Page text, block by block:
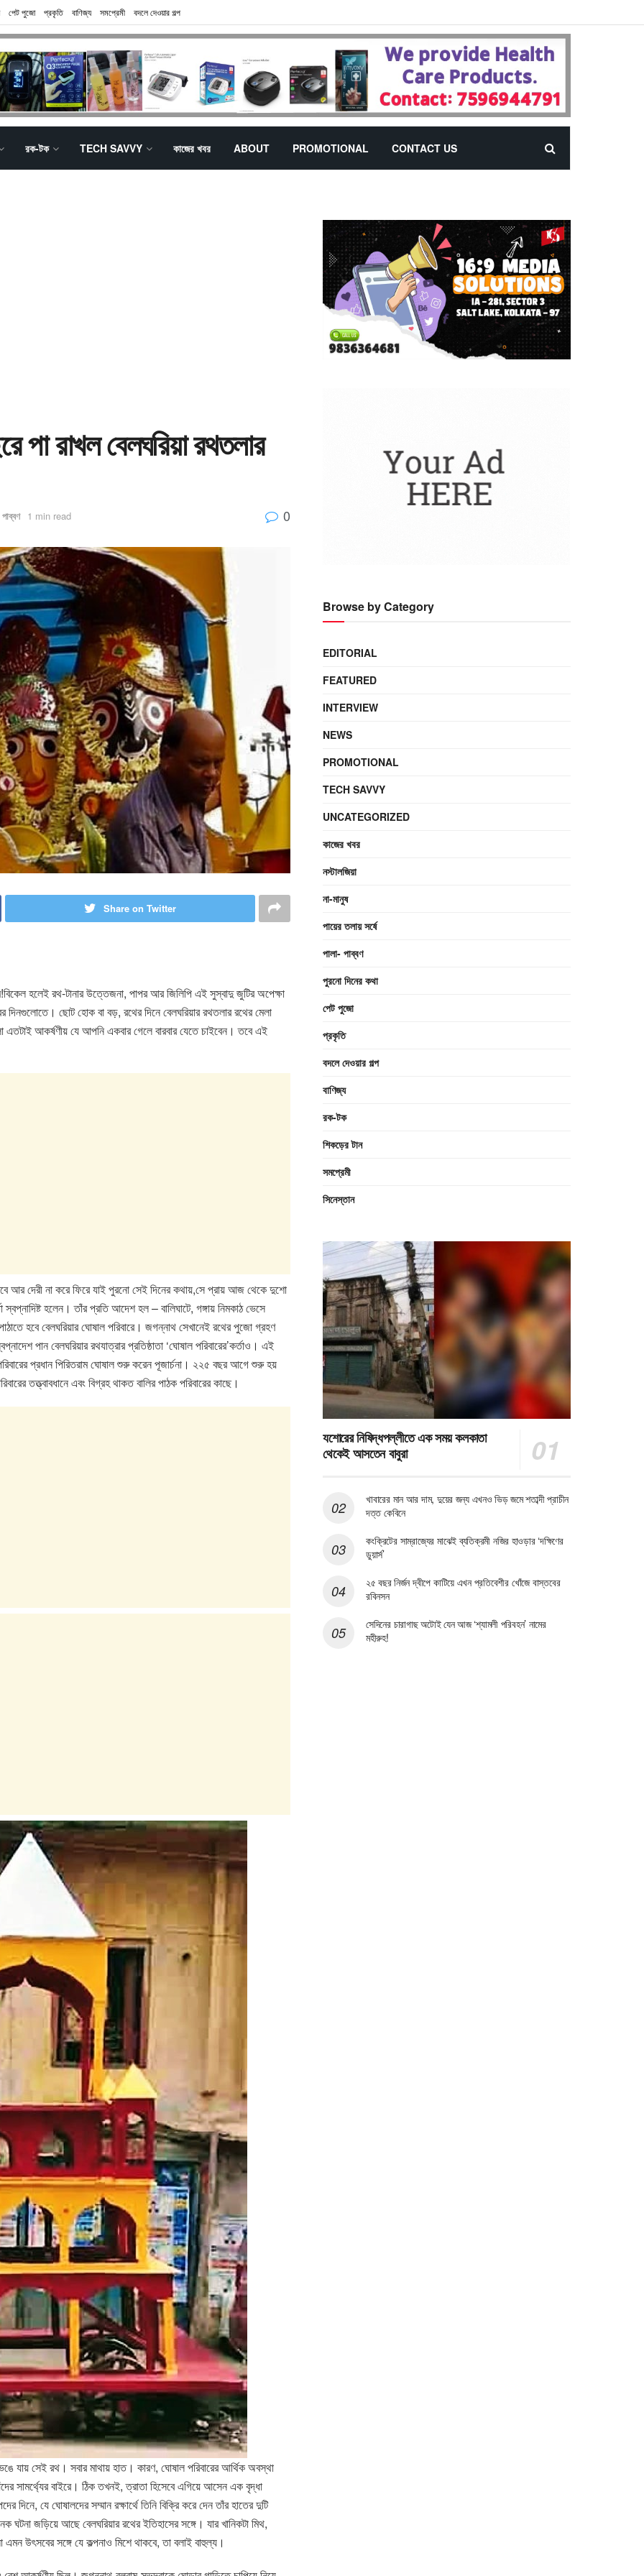
পেট পুজো প্রকৃতি বাণিজ্য সমপ্রেমী বদলে দেওয়ার গল্প
রক-টক TECH SAVVY কাজের খবর ABOUT PROMOTIONAL CONTACT US
রাখল বেলঘরিয়া রথতলার
1 min read 0
Share on Twitter
হলেই রথ-টানার উত্তেজনা, পাপর আর জিলিপি এই সুস্বাদু জুটির অপেক্ষা
দিনগুলোতে। ছোট হোক বা বড়, রথের দিনে বেলঘরিয়ার রথতলার রথের মেলা
এতটাই আকর্ষণীয় যে আপনি একবার গেলে বারবার যেতে চাইবেন। তবে এই
আর দেরী না করে ফিরে যাই পুরনো সেই দিনের কথায়,সে প্রায় আজ থেকে দুশো
হলেন। তাঁর প্রতি আদেশ হল – বালিঘাটে, গঙ্গায় নিমকাঠ ভেসে
হবে বেলঘরিয়ার ঘোষাল পরিবারে। জগন্নাথ সেখানেই রথের পুজো গ্রহণ
পান বেলঘরিয়ার রথযাত্রার প্রতিষ্ঠাতা ‘ঘোষাল পরিবারের’কর্তাও। এই
প্রধান পিরিতরাম ঘোষাল শুরু করেন পূজার্চনা। ২২৫ বছর আগে শুরু হয়
তত্ত্বাবধানে এবং বিগ্রহ থাকত বালির পাঠক পরিবারের কাছে।
যায় সেই রথ। সবার মাথায় হাত। কারণ, ঘোষাল পরিবারের আর্থিক অবস্থা
সামর্থ্যের বাইরে। ঠিক তখনই, ত্রাতা হিসেবে এগিয়ে আসেন এক বৃদ্ধা
দিনে, যে ঘোষালদের সম্মান রক্ষার্থে তিনি বিক্রি করে দেন তাঁর হাতের দুটি
জড়িয়ে আছে বেলঘরিয়ার রথের ইতিহাসের সঙ্গে। যার খানিকটা মিথ,
উৎসবের সঙ্গে যে কল্পনাও মিশে থাকবে, তা বলাই বাহুল্য।
Browse by Category
EDITORIAL
FEATURED
INTERVIEW
NEWS
PROMOTIONAL
TECH SAVVY
UNCATEGORIZED
কাজের খবর
নস্টালজিয়া
না-মানুষ
পায়ের তলায় সর্ষে
পালা- পাব্বণ
পুরনো দিনের কথা
পেট পুজো
প্রকৃতি
বদলে দেওয়ার গল্প
বাণিজ্য
রক-টক
শিকড়ের টান
সমপ্রেমী
সিনেস্তান
যশোরের নিষিদ্ধপল্লীতে এক সময় কলকাতা
থেকেই আসতেন বাবুরা
খাবারের মান আর দাম, দুয়ের জন্য এখনও ভিড় জমে শতাব্দী প্রাচীন
দত্ত কেবিনে
কংক্রিটের সাম্রাজ্যের মাঝেই ব্যতিক্রমী নজির হাওড়ার ‘দক্ষিণের
ডুয়ার্স’
২৫ বছর নির্জন দ্বীপে কাটিয়ে এখন প্রতিবেশীর খোঁজে বাস্তবের
রবিনসন
সেদিনের চারাগাছ অটোই যেন আজ ‘শ্যামলী পরিবহন’ নামের
মহীরুহ!